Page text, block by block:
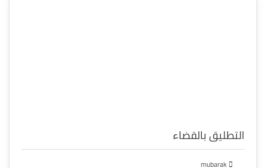
التطليق بالقضاء